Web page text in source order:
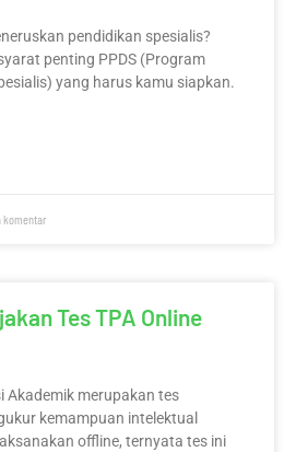
pendidikan spesialis?
penting PPDS (Program
yang harus kamu siapkan.
komentar
Tes TPA Online
Akademik merupakan tes
kemampuan intelektual
offline, ternyata tes ini